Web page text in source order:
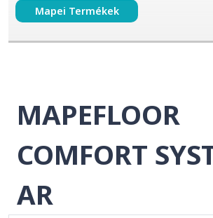
Mapei Termékek
MAPEFLOOR
COMFORT
AR